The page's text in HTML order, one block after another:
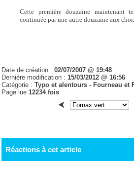
Cette première douzaine maintenant
continuée par une autre douzaine aux
Date de création :02/07/2007 @ 19:48
Dernière modification : 15/03/2012 @ 16:56
Catégorie :Typo et alentours - Fourneau et
Page lue 12234 fois
Réactions à cet article